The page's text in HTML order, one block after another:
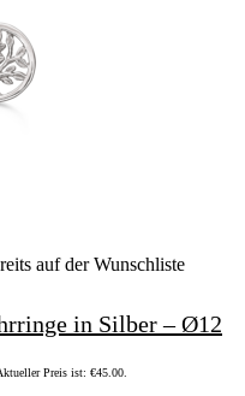
auf der Wunschliste
in Silber – Ø12
Preis ist: €45.00.